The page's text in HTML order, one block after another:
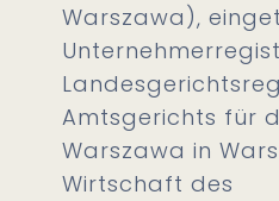
Warszawa),
Amtsgerichts für
Warszawa in
Wirtschaft des